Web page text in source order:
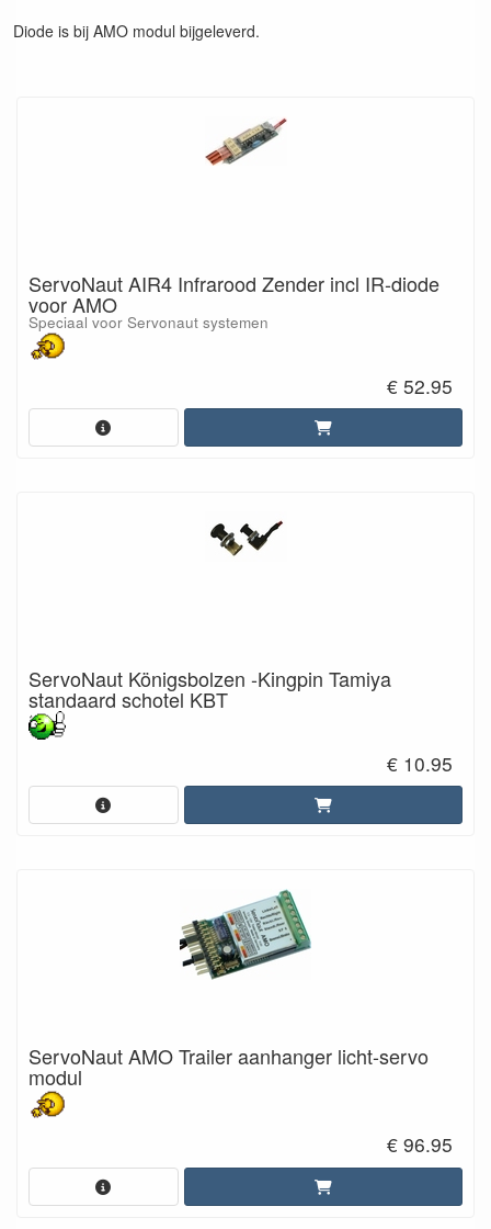
Diode is bij AMO modul bijgeleverd.
ServoNaut AIR4 Infrarood Zender incl IR-diode
voor AMO
Speciaal voor Servonaut systemen
€ 52.95
ServoNaut Königsbolzen -Kingpin Tamiya
standaard schotel KBT
€ 10.95
ServoNaut AMO Trailer aanhanger licht-servo
modul
€ 96.95